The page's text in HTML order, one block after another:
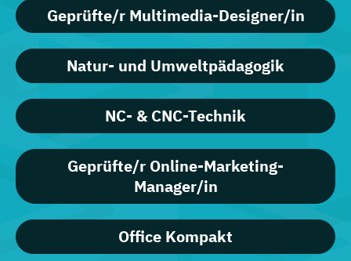
Geprüfte/r Multimedia-Designer/in
Natur- und Umweltpädagogik
NC- & CNC-Technik
Geprüfte/r Online-Marketing-
Manager/in
Office Kompakt